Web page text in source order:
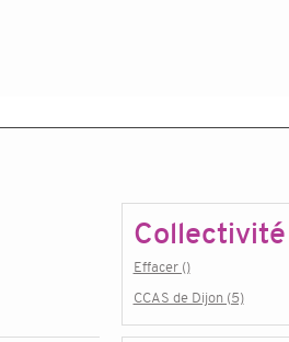
Collectivité
Effacer ()
CCAS de Dijon (5)